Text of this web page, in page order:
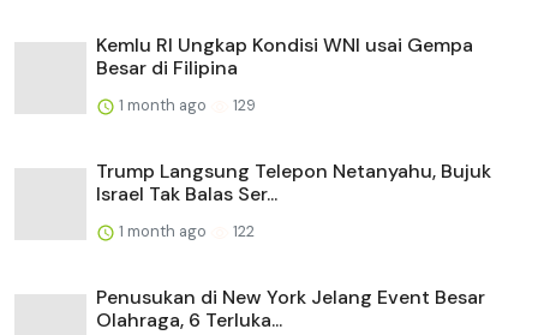
Kemlu RI Ungkap Kondisi WNI usai Gempa
Besar di Filipina
1 month ago 129
Trump Langsung Telepon Netanyahu, Bujuk
Israel Tak Balas Ser...
1 month ago 122
Penusukan di New York Jelang Event Besar
Olahraga, 6 Terluka...